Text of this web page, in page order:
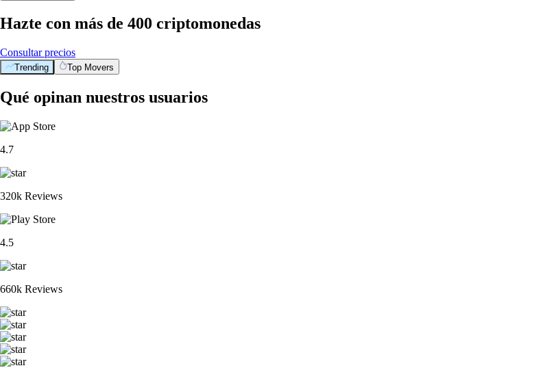
Hazte con más de 400 criptomonedas
Consultar precios
Trending Top Movers
Qué opinan nuestros usuarios
4.7
320k Reviews
4.5
660k Reviews